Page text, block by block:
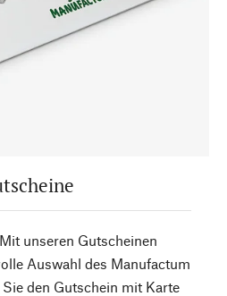
unseren Gutscheinen
Auswahl des Manufactum
den Gutschein mit Karte